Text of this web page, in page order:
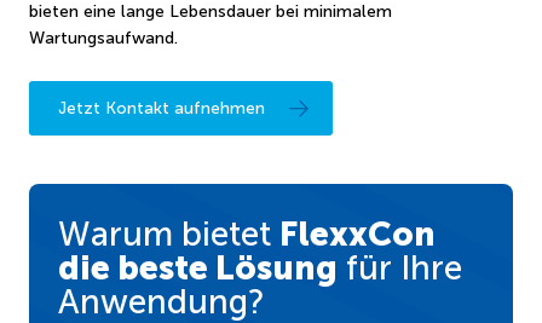
bieten eine lange Lebensdauer bei minimalem
Wartungsaufwand.
Jetzt Kontakt aufnehmen
Warum bietet FlexxCon
die beste Lösung für Ihre
Anwendung?